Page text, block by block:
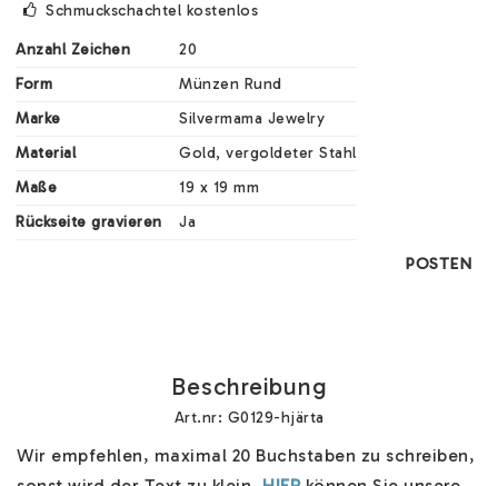
Schmuckschachtel kostenlos
Anzahl Zeichen
20
Form
Münzen Rund
Marke
Silvermama Jewelry
Material
Gold, vergoldeter Stahl
Maße
19 x 19 mm
Rückseite gravieren
Ja
POSTEN
Beschreibung
Art.nr: G0129-hjärta
Wir empfehlen, maximal 20 Buchstaben zu schreiben,